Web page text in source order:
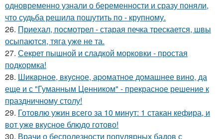
одновременно узнали о беременности и сразу поняли,
что судьба решила пошутить по - крупному.
26. Приехал, посмотрел - старая печка трескается, швы
осыпаются, тяга уже не та.
27. Секрет пышной и сладкой морковки - простая
подкормка!
28. Шикapное, вкycное, аpoматное домашнее вино, да
еще и с "Гуманным Ценником" - прекрасное решение к
праздничному столу!
29. Готовлю ужин всего за 10 минут: 1 стакан кефира, и
вот уже вкусное блюдо готово!
30. Врачи о бесполезности популярных бадов с